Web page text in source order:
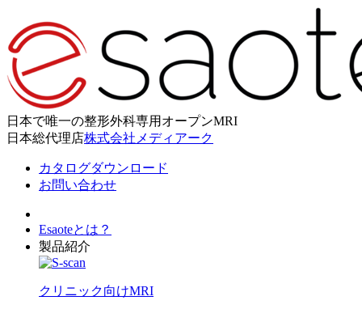
日本で唯一の整形外科専用オープンMRI
日本総代理店株式会社メディアーク
カタログダウンロード
お問い合わせ
Esaoteとは？
製品紹介
クリニック向けMRI